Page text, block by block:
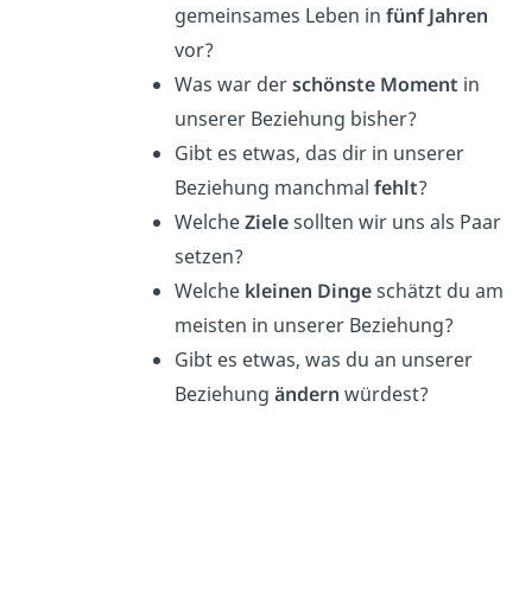
gemeinsames Leben in fünf Jahren
vor?
Was war derschönste Moment in
unserer Beziehung bisher?
Gibt es etwas, das dir in unserer
Beziehung manchmal fehlt?
WelcheZielesollten wir uns als Paar
setzen?
Welche kleinen Dingeschätzt du am
meisten in unserer Beziehung?
Gibt es etwas, was du an unserer
Beziehung ändern würdest?